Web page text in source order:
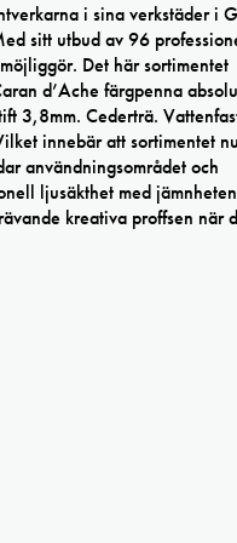
i sina verkstäder i
sitt utbud av 96
Det här sortimentet
d’Ache färgpenna
3,8mm. Cederträ.
innebär att sortimentet nu
användningsområdet och
ljusäkthet med
kreativa proffsen när